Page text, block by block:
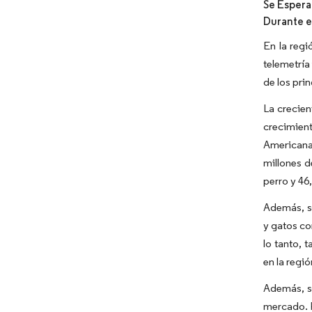
Se
Durante
En la
telemetría
de los
La
millones
perro y
Además,
y gatos
lo tanto,
en la
Además,
mercado.